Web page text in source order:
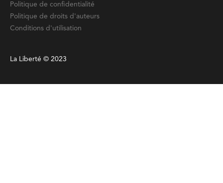
Politique de confidentialité
Politique de droits d'auteurs
Conditions d'utilisation
La Liberté © 2023